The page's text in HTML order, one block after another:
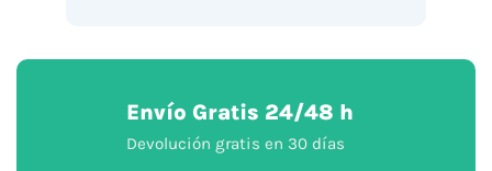
Envío Gratis 24/48 h
Devolución gratis en 30 días